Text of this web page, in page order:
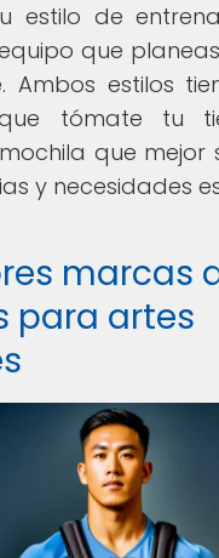
estilo de
que
Ambos estilos
tómate tu
que mejor
y necesidades
marcas
para artes